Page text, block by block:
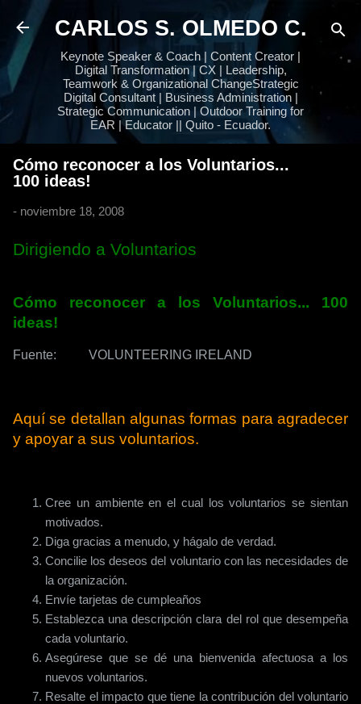
Ir al contenido principal
CARLOS S. OLMEDO C.
Keynote Speaker & Coach | Content Creator |
Digital Transformation | CX | Leadership,
Teamwork & Organizational ChangeStrategic
Digital Consultant | Business Administration |
Strategic Communication | Outdoor Training for
EAR | Educator || Quito - Ecuador.
Cómo reconocer a los Voluntarios...
100 ideas!
- noviembre 18, 2008
Dirigiendo a Voluntarios
Cómo reconocer a los Voluntarios... 100
ideas!
Fuente: VOLUNTEERING IRELAND
Aquí se detallan algunas formas para agradecer
y apoyar a sus voluntarios.
Cree un ambiente en el cual los voluntarios se sientan
motivados.
Diga gracias a menudo, y hágalo de verdad.
Concilie los deseos del voluntario con las necesidades de
la organización.
Envíe tarjetas de cumpleaños
Establezca una descripción clara del rol que desempeña
cada voluntario.
Asegúrese que se dé una bienvenida afectuosa a los
nuevos voluntarios.
Resalte el impacto que tiene la contribución del voluntario